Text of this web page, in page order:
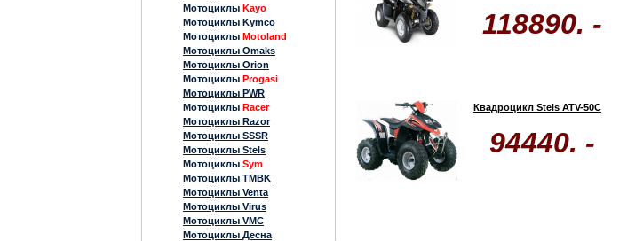
Мотоциклы Kayo
Мотоциклы Kymco
Мотоциклы Motoland
Мотоциклы Omaks
Мотоциклы Orion
Мотоциклы Progasi
Мотоциклы PWR
Мотоциклы Racer
Мотоциклы Razor
Мотоциклы SSSR
Мотоциклы Stels
Мотоциклы Sym
Мотоциклы TMBK
Мотоциклы Venta
Мотоциклы Virus
Мотоциклы VMC
Мотоциклы Десна
118890. -
Квадроцикл Stels ATV-50С
94440. -